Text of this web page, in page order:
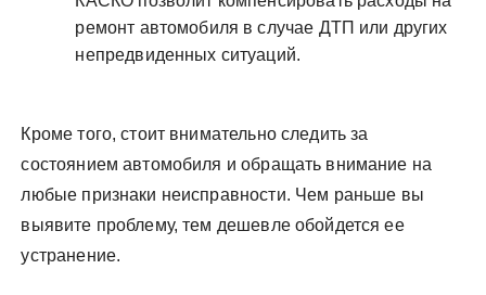
ремонт автомобиля в случае ДТП или других
непредвиденных ситуаций.
Кроме того, стоит внимательно следить за
состоянием автомобиля и обращать внимание на
любые признаки неисправности. Чем раньше вы
выявите проблему, тем дешевле обойдется ее
устранение.